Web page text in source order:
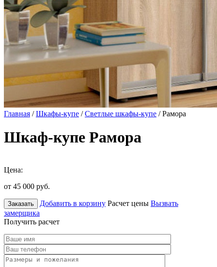
Главная /Шкафы-купе /Светлые шкафы-купе / Рамора
Шкаф-купе Рамора
Цена:
от 45 000 руб.
Заказать Добавить в корзину Расчет цены Вызвать
замерщика
Получить расчет